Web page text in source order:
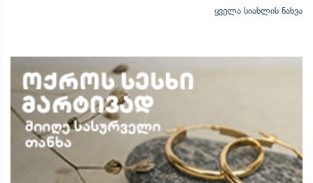
ყველა სიახლის ნახვა